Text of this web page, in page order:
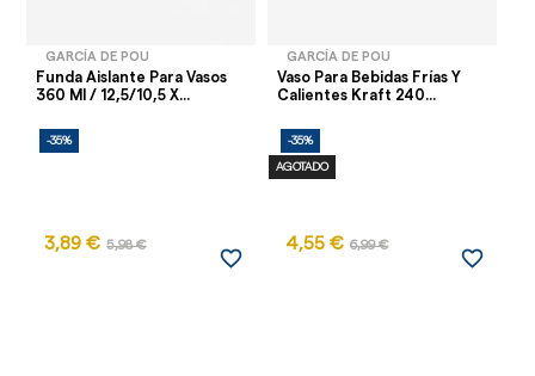
GARCÍA DE POU
Funda Aislante Para Vasos
360 Ml / 12,5/10,5 X...
-35%
3,89 € 5,98 €
favorite_border
GARCÍA DE POU
Vaso Para Bebidas Frías Y
Calientes Kraft 240...
-35%
AGOTADO
4,55 € 6,99 €
favorite_border